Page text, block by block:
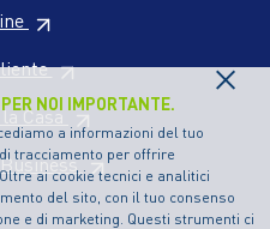
NOI IMPORTANTE.
a informazioni del tuo
tracciamento per offrire
ai cookie tecnici e analitici
del sito, con il tuo consenso
e di marketing. Questi strumenti ci
×
Casa